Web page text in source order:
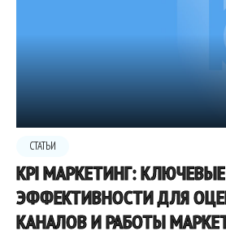
СТАТЬИ
KPI МАРКЕТИНГ:
ЭФФЕКТИВНОСТИ ДЛЯ
КАНАЛОВ И РАБОТЫ